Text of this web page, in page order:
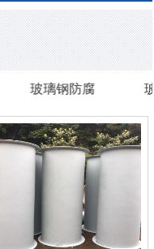
玻璃钢防腐